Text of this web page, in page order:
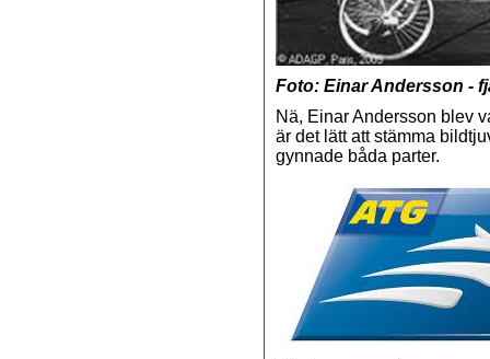
Foto: Einar Andersson -
Nä, Einar Andersson blev
är det lätt att stämma
gynnade båda parter.